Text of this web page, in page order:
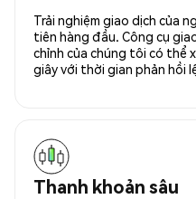
Trải nghiệm giao dịch của
tiên hàng đầu. Công cụ
chỉnh của chúng tôi có thể
giây với thời gian phản hồi
Thanh khoản sâu